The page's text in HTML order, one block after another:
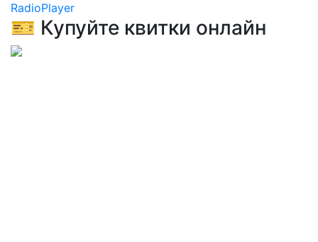
RadioPlayer
🎫 Купуйте квитки онлайн